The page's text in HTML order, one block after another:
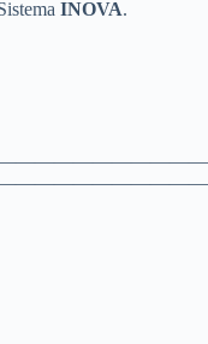
INOVA.